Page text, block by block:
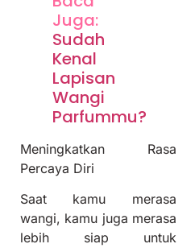
Juga:
Sudah
Kenal
Lapisan
Wangi
Parfummu?
Meningkatkan Rasa
Percaya Diri
Saat kamu merasa
wangi, kamu juga merasa
lebih siap untuk